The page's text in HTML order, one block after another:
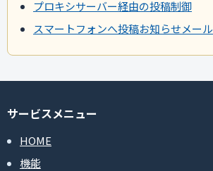
プロキシサーバー経由の投稿制御
スマートフォンへ投稿お知らせメール
サービスメニュー
HOME
機能